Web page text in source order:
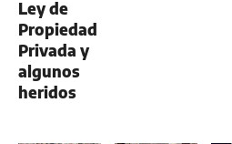
Ley de
Propiedad
Privada y
algunos
heridos